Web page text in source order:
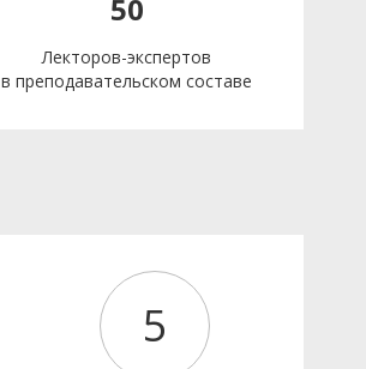
50
Лекторов-экспертов
в преподавательском составе
5